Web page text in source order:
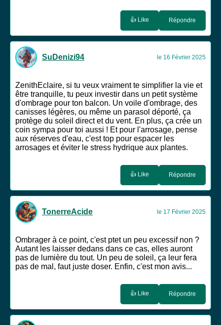
👍 Like Répondre
SuDenizi94 le 16 Février 2025
ZenithEclaire, si tu veux vraiment te simplifier la vie et
être tranquille, tu peux investir dans un petit système
d'ombrage pour ton balcon. Un voile d'ombrage, des
canisses légères, ou même un parasol déporté, ça
protège du soleil direct et du vent. En plus, ça crée un
coin sympa pour toi aussi ! Et pour l'arrosage, pense
aux réserves d'eau, c'est top pour espacer les
arrosages et éviter le stress hydrique aux plantes.
👍 Like Répondre
TonerreAcide le 17 Février 2025
Ombrager à ce point, c'est ptet un peu excessif non ?
Autant les laisser dedans dans ce cas, elles auront
pas de lumière du tout. Un peu de soleil, ça leur fera
pas de mal, faut juste doser. Enfin, c'est mon avis...
👍 Like Répondre